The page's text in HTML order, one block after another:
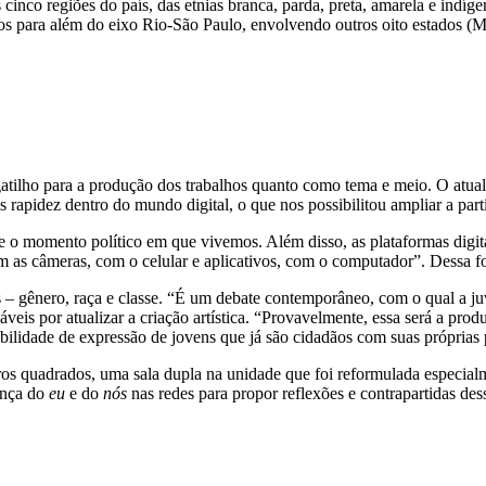
regiões do país, das etnias branca, parda, preta, amarela e
para além do eixo Rio-São Paulo, envolvendo outros oito estados
para a produção dos trabalhos quanto como tema e meio. O
rapidez dentro do mundo digital, o que nos possibilitou ampliar a
momento político em que vivemos. Além disso, as plataformas
câmeras, com o celular e aplicativos, com o computador”. Dessa
gênero, raça e classe. “É um debate contemporâneo, com o qual a
por atualizar a criação artística. “Provavelmente, essa será a
de expressão de jovens que já são cidadãos com suas
quadrados, uma sala dupla na unidade que foi reformulada
do eu e do nós nas redes para propor reflexões e contrapartidas